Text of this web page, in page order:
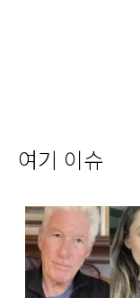
여기 이슈